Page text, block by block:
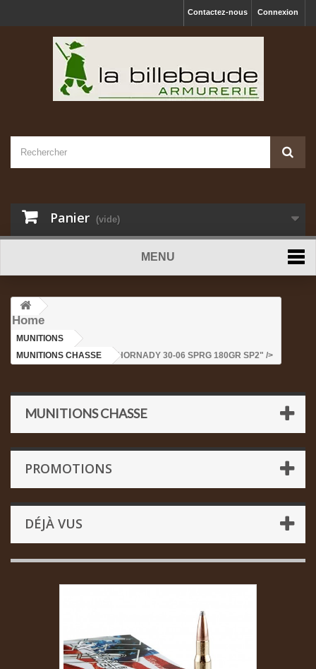
Connexion
Contactez-nous
Panier (vide)
MENU
Home
MUNITIONS
MUNITIONS CHASSE
>HORNADY 30-06 SPRG 180GR SP2" />
MUNITIONS CHASSE
PROMOTIONS
DÉJÀ VUS